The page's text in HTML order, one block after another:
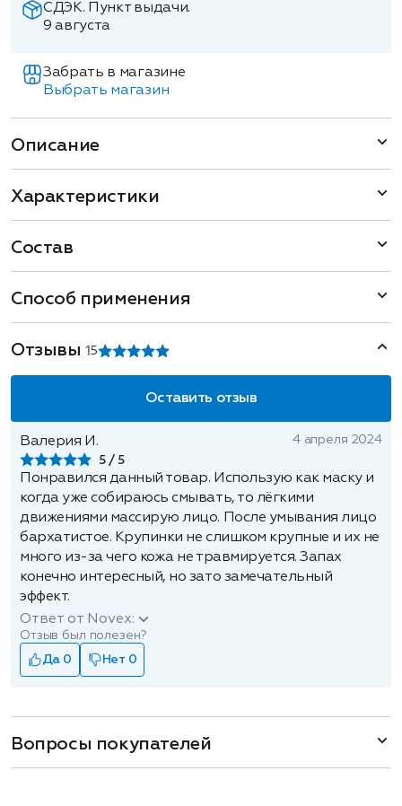
СДЭК. Пункт выдачи.
9 августа
Забрать в магазине
Выбрать магазин
Описание
Характеристики
Состав
Способ применения
Отзывы1 5
Оставить отзыв
Валерия И.
5
4 апреля 2024
Понравился данный товар. Использую как маску и
когда уже собираюсь смывать, то лёгкими
движениями массирую лицо. После умывания лицо
бархатистое. Крупинки не слишком крупные и их не
много из-за чего кожа не травмируется. Запах
конечно интересный, но зато замечательный
эффект.
Ответ от Novex:
Отзыв был полезен?
Да 0
Нет 0
Вопросы покупателей